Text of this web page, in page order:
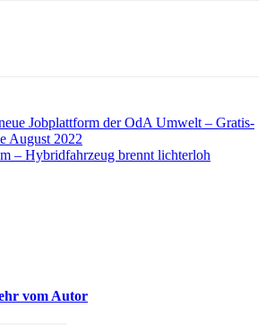
Jobplattform der OdA Umwelt – Gratis-
August 2022
– Hybridfahrzeug brennt lichterloh
vom Autor